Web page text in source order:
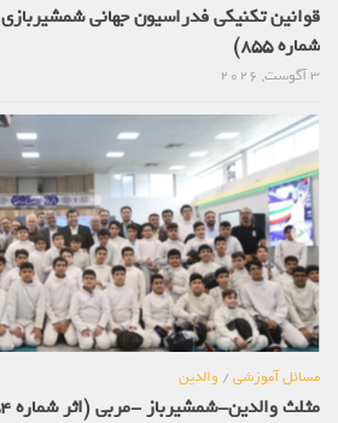
شماره 855)
3 آگوست, 2026
مسائل آموزشی/ والدین
مثلث والدین-شمشیرباز -مربی (اثر شماره 854)